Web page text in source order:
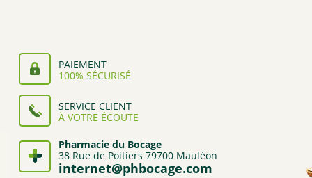
PAIEMENT
100% SÉCURISÉ
SERVICE CLIENT
À VOTRE ÉCOUTE
Pharmacie du Bocage
38 Rue de Poitiers 79700 Mauléon
internet@phbocage.com